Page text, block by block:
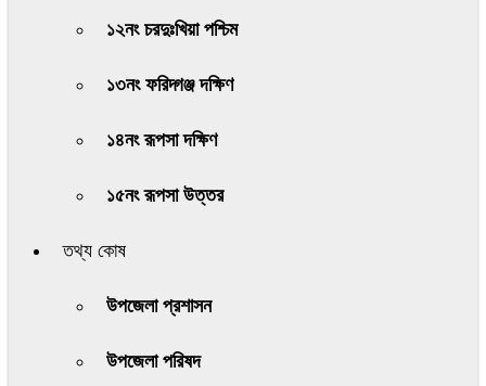
১২নং চরদুঃখিয়া পশ্চিম
১৩নং ফরিদ্গঞ্জ দক্ষিণ
১৪নং রূপসা দক্ষিণ
১৫নং রূপসা উত্তর
তথ্য কোষ
উপজেলা প্রশাসন
উপজেলা পরিষদ